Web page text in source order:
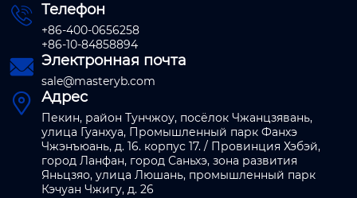
 Телефон
+86-400-0656258
+86-10-84858894
 Электронная почта
sale@masteryb.com
 Адрес
Пекин, район Тунчжоу, посёлок Чжанцзявань,
улица Гуанхуа, Промышленный парк Фанхэ
Чжэнъюань, д. 16. корпус 17. / Провинция Хэбэй,
город Ланфан, город Саньхэ, зона развития
Яньцзяо, улица Люшань, промышленный парк
Кэчуан Чжигу, д. 26